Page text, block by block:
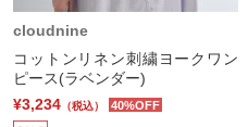
cloudnine
コットンリネン刺繍ヨークワン
ピース(ラベンダー)
¥3,234 （税込） 40%OFF